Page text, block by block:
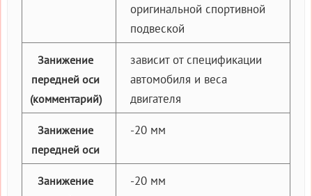
оригинальной спортивной
подвеской
Занижение
передней оси
(комментарий)
зависит от спецификации
автомобиля и веса
двигателя
Занижение
передней оси
-20 мм
Занижение
-20 мм